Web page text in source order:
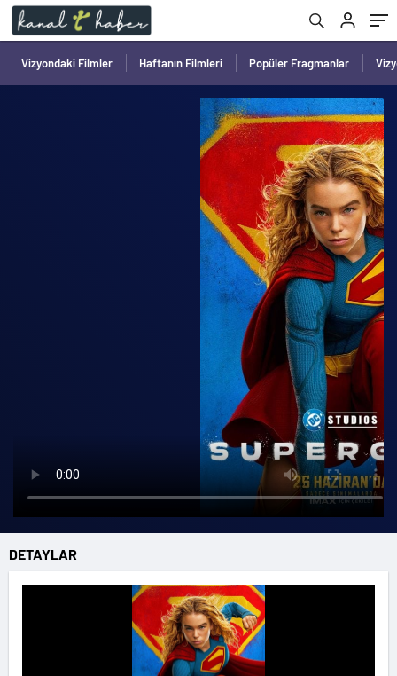
Vizyondaki Filmler Haftanın Filmleri Popüler Fragmanlar
DETAYLAR